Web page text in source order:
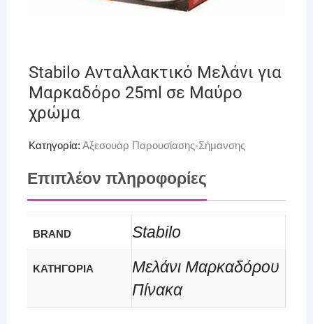
Stabilo Ανταλλακτικό Μελάνι για
Μαρκαδόρο 25ml σε Μαύρο
χρώμα
Κατηγορία: Αξεσουάρ Παρουσίασης-Σήμανσης
Επιπλέον πληροφορίες
BRAND Stabilo
ΚΑΤΗΓΟΡΙΑ
Μελάνι Μαρκαδόρου
Πίνακα